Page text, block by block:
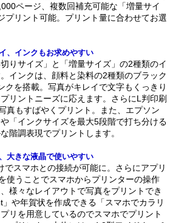
ページ、複数回補充可能な「増量サイ
プリント可能。プリント量に合わせてお選
、インクもお求めやすい
りサイズ」と「増量サイズ」の2種類のイ
インクは、顔料と染料の2種類のブラック
クを搭載。写真がキレイで文字もくっきり
リントニーズに応えます。さらにL判印刷
真もすばやくプリント。また、エプソン
「インクサイズを最大5段階で打ち分ける
階調表現でプリントします。
大きな液晶で使いやすい
でスマホとの接続が可能に。さらにアプリ
使うことでスマホからプリンターの操作
様々なレイアウトで写真をプリントでき
や年賀状を作成できる「スマホでカラリ
リを用意しているのでスマホでプリント